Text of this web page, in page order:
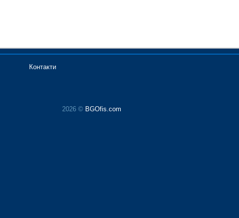
Контакти
2026 © BGOfis.com